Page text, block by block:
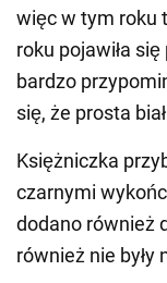
więc w tym roku
roku pojawiła
bardzo
się, że prosta
Księżniczka
czarnymi
dodano również
również nie były